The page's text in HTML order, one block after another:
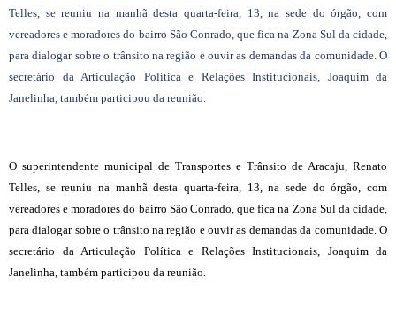
Telles, se reuniu na manhã desta quarta-feira, 13, na sede do órgão, com
vereadores e moradores do bairro São Conrado, que fica na Zona Sul da cidade,
para dialogar sobre o trânsito na região e ouvir as demandas da comunidade. O
secretário da Articulação Política e Relações Institucionais, Joaquim da
Janelinha, também participou da reunião.
O superintendente municipal de Transportes e Trânsito de Aracaju, Renato
Telles, se reuniu na manhã desta quarta-feira, 13, na sede do órgão, com
vereadores e moradores do bairro São Conrado, que fica na Zona Sul da cidade,
para dialogar sobre o trânsito na região e ouvir as demandas da comunidade. O
secretário da Articulação Política e Relações Institucionais, Joaquim da
Janelinha, também participou da reunião.